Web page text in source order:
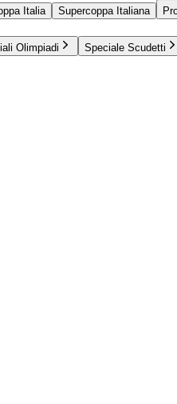
Italia Supercoppa Italiana
Olimpiadi Speciale Scudetti